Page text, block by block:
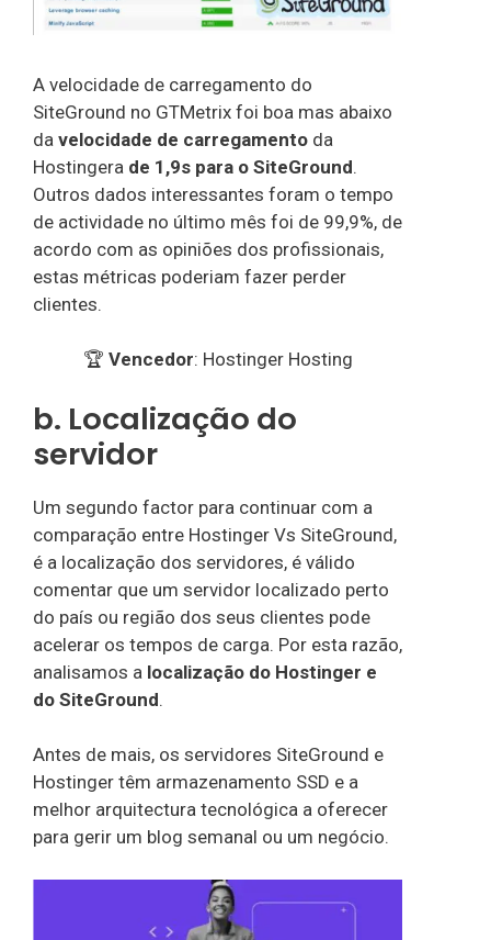
A velocidade de carregamento do
SiteGround no GTMetrix foi boa mas abaixo
da velocidade de carregamento da
Hostingera de 1,9s para o SiteGround.
Outros dados interessantes foram o tempo
de actividade no último mês foi de 99,9%, de
acordo com as opiniões dos profissionais,
estas métricas poderiam fazer perder
clientes.
🏆 Vencedor: Hostinger Hosting
b. Localização do
servidor
Um segundo factor para continuar com a
comparação entre Hostinger Vs SiteGround,
é a localização dos servidores, é válido
comentar que um servidor localizado perto
do país ou região dos seus clientes pode
acelerar os tempos de carga. Por esta razão,
analisamos a localização do Hostinger e
do SiteGround.
Antes de mais, os servidores SiteGround e
Hostinger têm armazenamento SSD e a
melhor arquitectura tecnológica a oferecer
para gerir um blog semanal ou um negócio.